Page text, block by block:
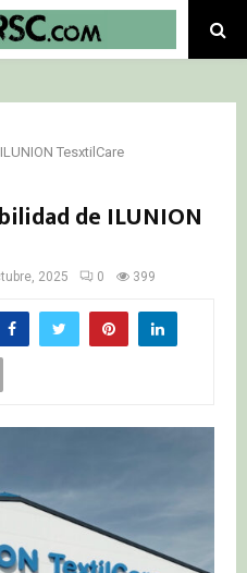
TesxtilCare
de ILUNION
2025 0 399